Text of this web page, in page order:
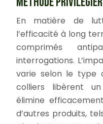
En matière de
l’efficacité à long
comprimés
interrogations.
varie selon le type
colliers libèrent
élimine
d’autres produits,